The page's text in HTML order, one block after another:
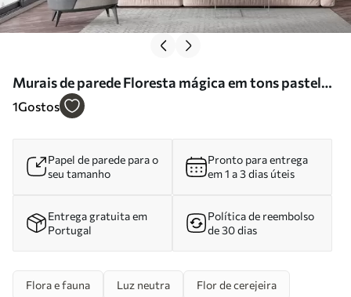
Murais de parede Floresta mágica em tons pastel
Nr. w02270
1Gostos
Papel de parede para o
seu tamanho
Pronto para entrega
em 1 a 3 dias úteis
Entrega gratuita em
Portugal
Política de reembolso
de 30 dias
Flora e fauna Luz neutra Flor de cerejeira